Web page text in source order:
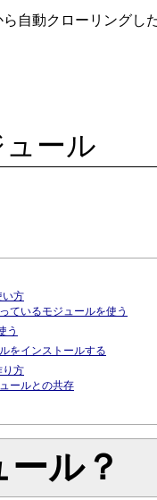
ら自動クローリング
ール
い方
ているモジュールを使う
う
をインストールする
り方
ールとの共存
ル？